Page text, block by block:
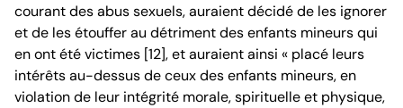
courant des abus sexuels, auraient décidé de les ignorer
et de les étouffer au détriment des enfants mineurs qui
en ont été victimes [12], et auraient ainsi « placé leurs
intérêts au-dessus de ceux des enfants mineurs, en
violation de leur intégrité morale, spirituelle et physique,